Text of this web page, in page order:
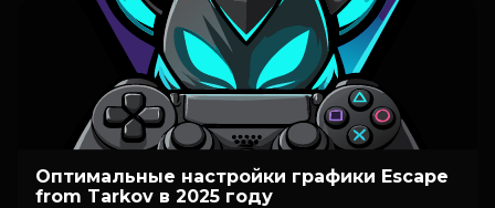
Оптимальные настройки графики Escape
from Tarkov в 2025 году